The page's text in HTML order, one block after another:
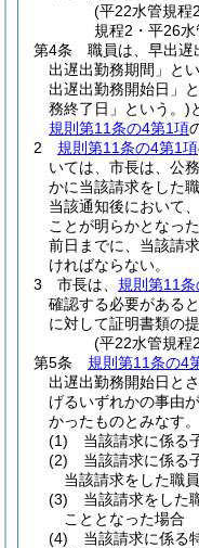
(平22水管規程
規程2・平26
第4条
職員は、早出遅
出遅出勤務期間」と
出遅出勤務開始日」
務終了日」という。)
規則第11条の4第1項
2
規則第11条の4第1項
いては、市長は、公
かに当該請求をした
当該通知後において
ことが明らかとなっ
前日までに、当該請
ければならない。
3
市長は、 規則第11
確認する必要がある
に対して証明書類の
(平22水管規程
第5条
規則第11条の4
出遅出勤務開始日と
げるいずれかの事由
かったものとみなす。
(1)
当該請求に係る
(2)
当該請求に係る
当該請求をした職
(3)
当該請求をした
こととなった場合
(4)
当該請求に係る